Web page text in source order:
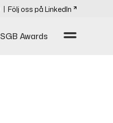
Följ oss på LinkedIn
SGB Awards